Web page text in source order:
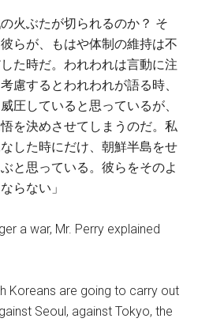
火ぶたが切られるのか？ そ
らが、もはや体制の維持は不
た時だ。われわれは言動に注
慮するとわれわれが語る時、
圧していると思っているが、
を決めさせてしまうのだ。私
した時にだけ、朝鮮半島をせ
と思っている。彼らをそのよ
らない」
a war, Mr. Perry explained
Koreans are going to carry out
Seoul, against Tokyo, the